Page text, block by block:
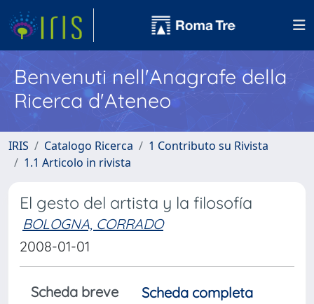
Benvenuti nell'Anagrafe della
Ricerca d'Ateneo
IRIS Catalogo Ricerca
1 Contributo su Rivista
1.1 Articolo in rivista
El gesto del artista y la filosofía
BOLOGNA, CORRADO
2008-01-01
Scheda breve
Scheda completa